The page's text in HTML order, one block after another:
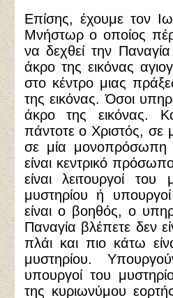
Επίσης, έχουμε τον
Μνήστωρ ο οποίος
να δεχθεί την
άκρο της εικόνας
στο κέντρο μιας
της εικόνας. Όσοι
άκρο της εικόνας.
πάντοτε ο Χριστός, σε
σε μία μονοπρόσωπη
είναι κεντρικό
είναι λειτουργοί του
μυστηρίου ή
είναι ο βοηθός, ο
Παναγία βλέπετε δεν
πλάι και πιο κάτω
μυστηρίου.
υπουργοί του
της κυριωνύμου